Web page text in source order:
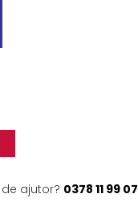
ajutor? 0378 11 99 07